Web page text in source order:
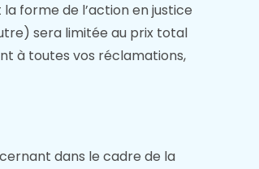
forme de l’action en justice
sera limitée au prix total
à toutes vos réclamations,
dans le cadre de la